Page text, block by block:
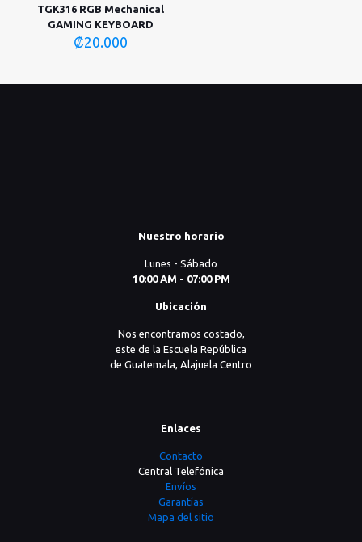
TGK316 RGB Mechanical
GAMING KEYBOARD
₡20.000
Nuestro horario
Lunes - Sábado
10:00 AM - 07:00 PM
Ubicación
Nos encontramos costado,
este de la Escuela República
de Guatemala, Alajuela Centro
Enlaces
Contacto
Central Telefónica
Envíos
Garantías
Mapa del sitio